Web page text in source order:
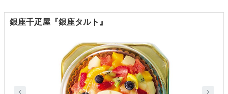
銀座千疋屋『銀座タルト』